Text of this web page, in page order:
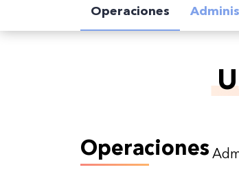
Operaciones
Operaciones